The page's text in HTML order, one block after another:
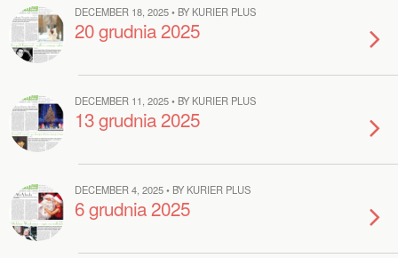
DECEMBER 18, 2025 • BY KURIER PLUS
20 grudnia 2025
DECEMBER 11, 2025 • BY KURIER PLUS
13 grudnia 2025
DECEMBER 4, 2025 • BY KURIER PLUS
6 grudnia 2025